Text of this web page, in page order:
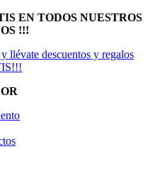
EN TODOS NUESTROS
!!!
llévate descuentos y regalos